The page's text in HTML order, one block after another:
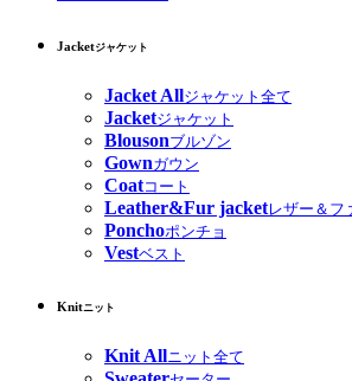
Jacketジャケット
Jacket Allジャケット全て
Jacketジャケット
Blousonブルゾン
Gownガウン
Coatコート
Leather&Fur jacketレザー＆フ
Ponchoポンチョ
Vestベスト
Knitニット
Knit Allニット全て